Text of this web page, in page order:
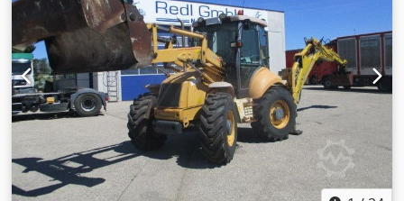
Odtwarzacz muzyczny – Bluetooth Oświetlenie drogowe – 2
z przodu, 2 z tyłu, ze światłem kierunkowskazów Reflektory
robocze – 4 z przodu, 4 z tyłu, regulowane niezależnie
Obrotowa lampa ostrzegawcza LED, alarm cofania Tryb
ręczny do uruchamiania skrzyni biegów w przypadku
awarii systemu elektronicznego Skrzynka narzędziowa,
kombinezon roboczy Dokumentacja: instrukcja obsługi,
katalog części zamiennych Wspomaganie układu
kierowniczego, podwójny pedał – używany razem lub
osobno, z akumulatorem hydraulicznym do lekkiego